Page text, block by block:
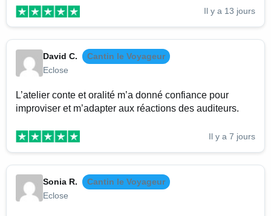
Il y a 13 jours
David C.
Cantin le Voyageur
Eclose
L’atelier conte et oralité m’a donné confiance pour
improviser et m’adapter aux réactions des auditeurs.
Il y a 7 jours
Sonia R.
Cantin le Voyageur
Eclose